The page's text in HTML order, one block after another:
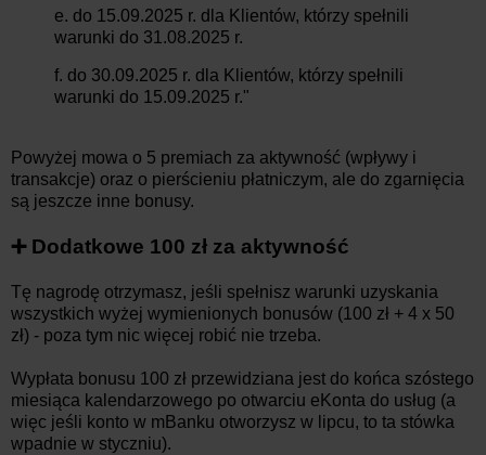
e. do 15.09.2025 r. dla Klientów, którzy spełnili
warunki do 31.08.2025 r.
f. do 30.09.2025 r. dla Klientów, którzy spełnili
warunki do 15.09.2025 r."
Powyżej mowa o 5 premiach za aktywność (wpływy i
transakcje) oraz o pierścieniu płatniczym, ale do zgarnięcia
są jeszcze inne bonusy.
➕ Dodatkowe 100 zł za aktywność
Tę nagrodę otrzymasz, jeśli spełnisz warunki uzyskania
wszystkich wyżej wymienionych bonusów (100 zł + 4 x 50
zł) - poza tym nic więcej robić nie trzeba.
Wypłata bonusu 100 zł przewidziana jest do końca szóstego
miesiąca kalendarzowego po otwarciu eKonta do usług (a
więc jeśli konto w mBanku otworzysz w lipcu, to ta stówka
wpadnie w styczniu).